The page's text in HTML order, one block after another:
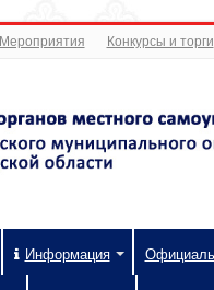
Мероприятия Конкурсы и торги
Информация